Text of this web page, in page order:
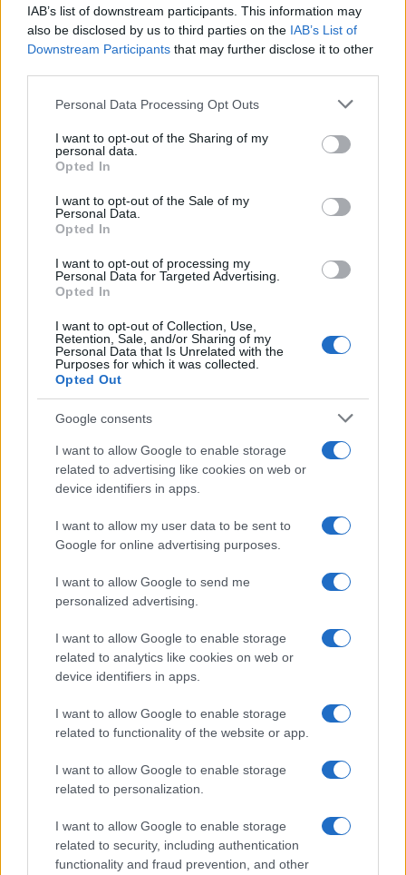
IAB’s list of downstream participants. This information may
also be disclosed by us to third parties on the IAB’s List of
Downstream Participants that may further disclose it to other
Please note that this website/app uses one or more Google
not limited to your visit or usage behaviour. You may click to
grant or deny consent to Google and its third-party tags to
use your data for below specified purposes in below Google
consent section.
Personal Data Processing Opt Outs
I want to opt-out of the Sharing of my
personal data.
Opted In
I want to opt-out of the Sale of my
Personal Data.
Opted In
I want to opt-out of processing my
Personal Data for Targeted Advertising.
Opted In
I want to opt-out of Collection, Use,
Retention, Sale, and/or Sharing of my
Personal Data that Is Unrelated with the
Purposes for which it was collected.
Opted Out
Google consents
I want to allow Google to enable storage
related to advertising like cookies on web or
device identifiers in apps.
I want to allow my user data to be sent to
Google for online advertising purposes.
I want to allow Google to send me
personalized advertising.
I want to allow Google to enable storage
related to analytics like cookies on web or
device identifiers in apps.
I want to allow Google to enable storage
related to functionality of the website or app.
I want to allow Google to enable storage
related to personalization.
I want to allow Google to enable storage
related to security, including authentication
functionality and fraud prevention, and other
In conclusione,House of McQueenè molto più di
un tributo a un grande stilista. È un’opera che
confine tra arte e vita. Un’esperienza da non
perdere, che promette di rimanere nel cuore e nella
mente di chi avrà la fortuna di assistervi. E tu, sei
pronto a vivere questa emozione unica?
AUTORE
Staff
Continua a leggere